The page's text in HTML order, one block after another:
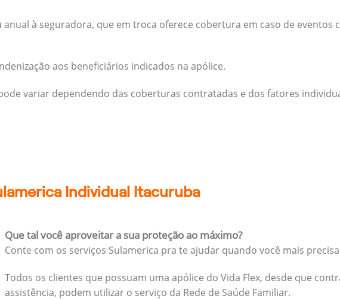
à seguradora, que em troca oferece cobertura em caso de eventos
aos beneficiários indicados na apólice.
variar dependendo das coberturas contratadas e dos fatores
Individual Itacuruba
Que tal você aproveitar a sua proteção ao máximo?
Conte com os serviços Sulamerica pra te ajudar quando você mais
Todos os clientes que possuam uma apólice do Vida Flex, desde que
assistência, podem utilizar o serviço da Rede de Saúde Familiar.